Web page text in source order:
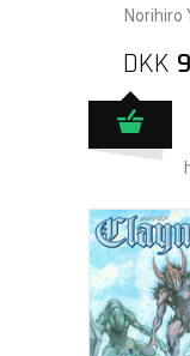
Norihiro
DKK